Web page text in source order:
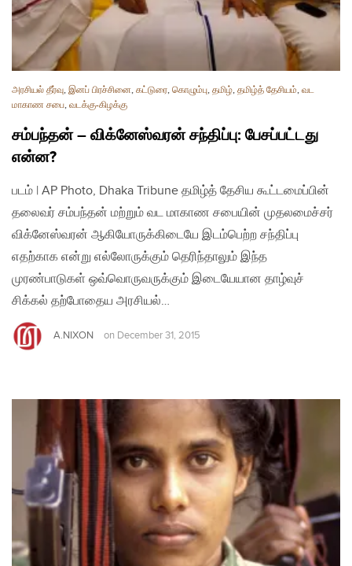
அரசியல் தீர்வு, இனப் பிரச்சினை, கட்டுரை, கொழும்பு, தமிழ், தமிழ்த் தேசியம், வட
மாகாண சபை, வடக்கு-கிழக்கு
சம்பந்தன் – விக்னேஸ்வரன் சந்திப்பு: பேசப்பட்டது
என்ன?
படம் | AP Photo, Dhaka Tribune தமிழ்த் தேசிய கூட்டமைப்பின்
தலைவர் சம்பந்தன் மற்றும் வட மாகாண சபையின் முதலமைச்சர்
விக்னேஸ்வரன் ஆகியோருக்கிடையே இடம்பெற்ற சந்திப்பு
எதற்காக என்று எல்லோருக்கும் தெரிந்தாலும் இந்த
முரண்பாடுகள் ஒவ்வொருவருக்கும் இடையேயான தாழ்வுச்
சிக்கல் தற்போதைய அரசியல்…
A.NIXON on December 31, 2015